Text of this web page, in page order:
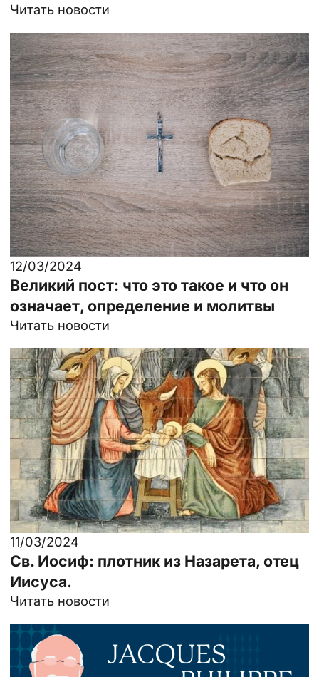
Читать новости
12/03/2024
Великий пост: что это такое и что он
означает, определение и молитвы
Читать новости
11/03/2024
Св. Иосиф: плотник из Назарета, отец
Иисуса.
Читать новости